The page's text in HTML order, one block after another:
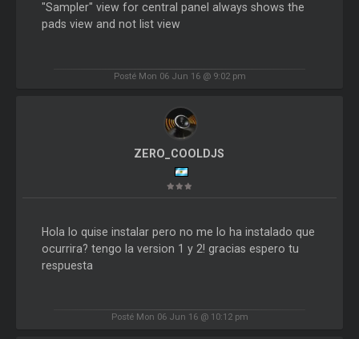
"Sampler" view for central panel always shows the
pads view and not list view
Posté Mon 06 Jun 16 @ 9:02 pm
ZERO_COOLDJS
Hola lo quise instalar pero no me lo ha instalado que
ocurrira? tengo la version 1 y 2! gracias espero tu
respuesta
Posté Mon 06 Jun 16 @ 10:12 pm